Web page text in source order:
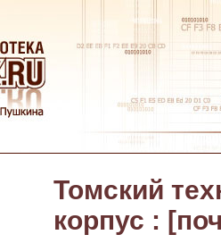
Томский
корпус :